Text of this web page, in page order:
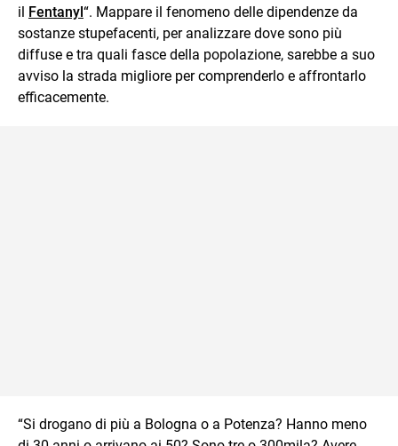
il Fentanyl“. Mappare il fenomeno delle dipendenze da
sostanze stupefacenti, per analizzare dove sono più
diffuse e tra quali fasce della popolazione, sarebbe a suo
avviso la strada migliore per comprenderlo e affrontarlo
efficacemente.
“Si drogano di più a Bologna o a Potenza? Hanno meno